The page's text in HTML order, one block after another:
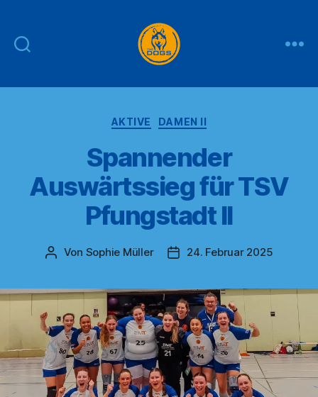
DOGS
Kategorien
AKTIVE DAMEN II
Spannender
Auswärtssieg für TSV
Pfungstadt II
Beitragsautor
Von Sophie Müller Veröffentlichungsdatum
24. Februar 2025